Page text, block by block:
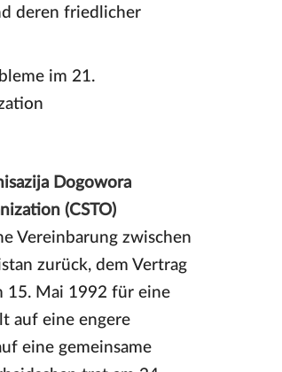
deren friedlicher
im 21.
Dogowora
(CSTO)
Vereinbarung zwischen
zurück, dem Vertrag
15. Mai 1992 für eine
auf eine engere
eine gemeinsame